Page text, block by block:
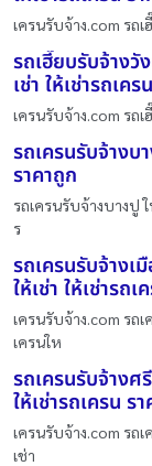
เครนรับจ้าง.com รถ
รถเฮี๊ยบรับจ้างวั
เช่า ให้เช่ารถเค
เครนรับจ้าง.com รถ
รถเครนรับจ้างบ
ราคาถูก
รถเครนรับจ้างบางปู
ร
รถเครนรับจ้างเ
ให้เช่า ให้เช่ารถ
เครนรับจ้าง.com รถ
เครนให
รถเครนรับจ้างศ
ให้เช่ารถเครน ร
เครนรับจ้าง.com รถ
เช่า